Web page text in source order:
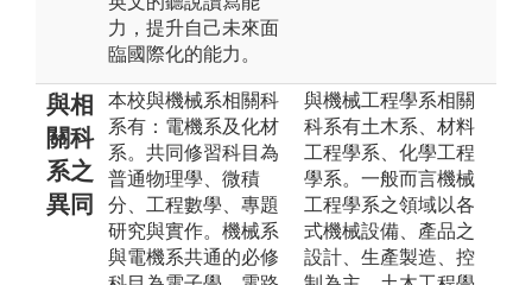
力，提升自己未來面
臨國際化的能力。
與相
關科
系之
異同
本校與機械系相關科
系有：電機系及化材
系。共同修習科目為
普通物理學、微積
分、工程數學、專題
研究與實作。機械系
與電機系共通的必修
與機械工程學系相關
科系有土木系、材料
工程學系、化學工程
學系。一般而言機械
工程學系之領域以各
式機械設備、產品之
設計、生產製造、控